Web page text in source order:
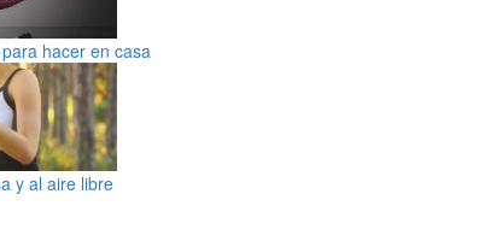
hacer en casa
y al aire libre